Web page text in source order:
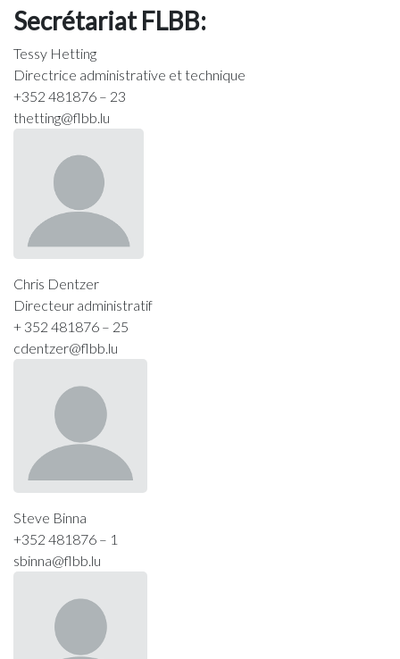
Secrétariat FLBB:
Tessy Hetting
Directrice administrative et technique
+352 481876 – 23
thetting@flbb.lu
Chris Dentzer
Directeur administratif
+ 352 481876 – 25
cdentzer@flbb.lu
Steve Binna
+352 481876 – 1
sbinna@flbb.lu